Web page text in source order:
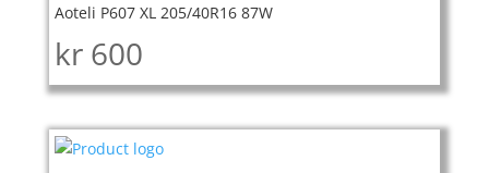
Aoteli P607 XL 205/40R16 87W
kr 600